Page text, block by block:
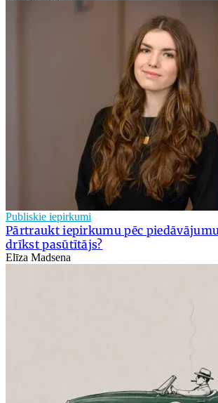
Publiskie iepirkumi
Pārtraukt iepirkumu pēc
drīkst pasūtītājs?
Elīza Madsena